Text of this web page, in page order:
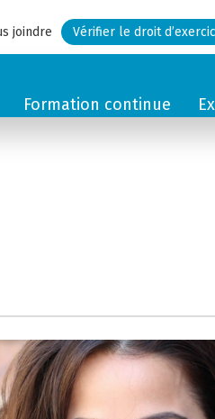
joindre Vérifier le droit
Formation continue